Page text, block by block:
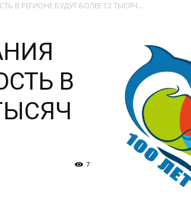
В РЕГИОНЕ БУДУТ БОЛЕЕ 12 ТЫСЯЧ...
В
7